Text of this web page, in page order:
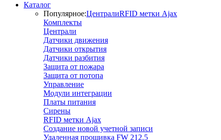
Каталог
Популярное:ЦентралиRFID метки Ajax
Комплекты
Централи
Датчики движения
Датчики открытия
Датчики разбития
Защита от пожара
Защита от потопа
Управление
Модули интеграции
Платы питания
Сирены
RFID метки Ajax
Создание новой учетной записи
Удаленная прошивка FW 212.5